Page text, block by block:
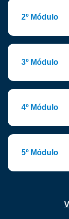
2º Módulo
3º Módulo
4º Módulo
5º Módulo